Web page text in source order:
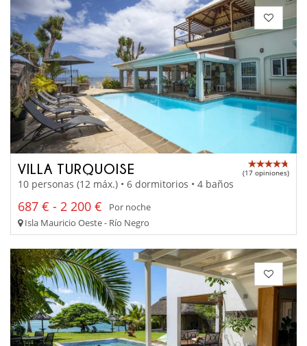
VILLA TURQUOISE (17 opiniones)
10 personas (12 máx.) • 6 dormitorios • 4 baños
687 € - 2 200 €
Por noche
Isla Mauricio Oeste - Río Negro